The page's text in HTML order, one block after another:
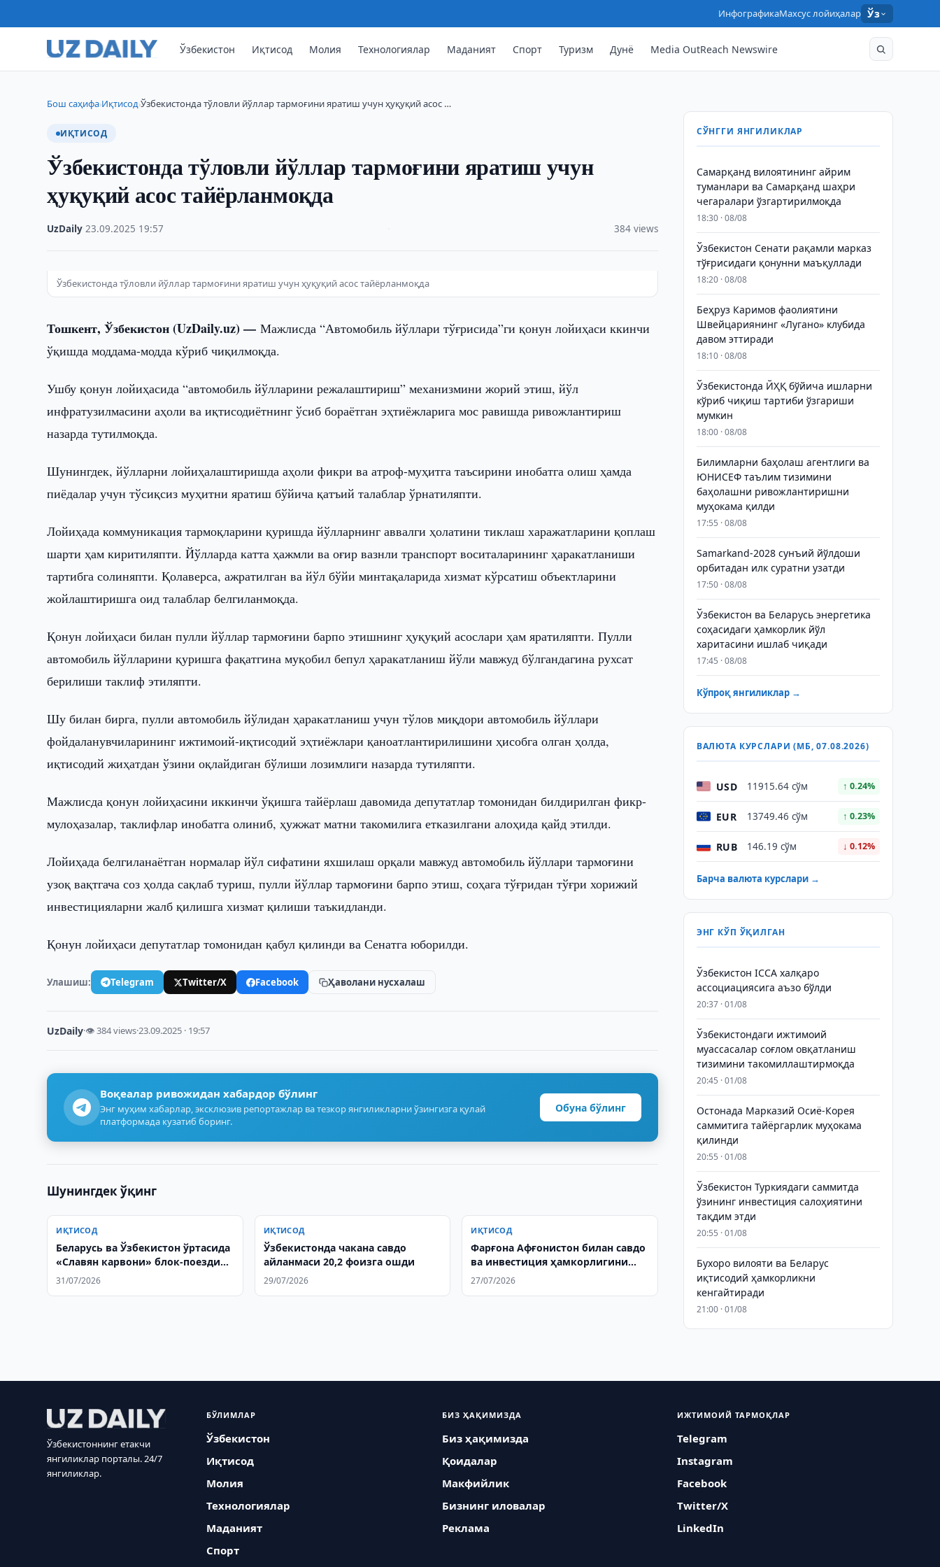
ИнфографикаМахсус лойиҳалар Ўз
Ўзбекистон Иқтисод Молия Технологиялар Маданият Спорт Туризм Дунё Media OutReach Newswire
Бош саҳифа›Иқтисод›Ўзбекистонда тўловли йўллар тармоғини яратиш учун ҳуқуқий асос …
ИҚТИСОД
Ўзбекистонда тўловли йўллар тармоғини яратиш учун
ҳуқуқий асос тайёрланмоқда
UzDaily ·23.09.2025 19:57 384 views
Ўзбекистонда тўловли йўллар тармоғини яратиш учун ҳуқуқий асос тайёрланмоқда
Тошкент, Ўзбекистон (UzDaily.uz) —Мажлисда “Автомобиль йўллари тўғрисида”ги қонун лойиҳаси ккинчи
ўқишда моддама-модда кўриб чиқилмоқда.
Ушбу қонун лойиҳасида “автомобиль йўлларини режалаштириш” механизмини жорий этиш, йўл
инфратузилмасини аҳоли ва иқтисодиётнинг ўсиб бораётган эҳтиёжларига мос равишда ривожлантириш
назарда тутилмоқда.
Шунингдек, йўлларни лойиҳалаштиришда аҳоли фикри ва атроф-муҳитга таъсирини инобатга олиш ҳамда
пиёдалар учун тўсиқсиз муҳитни яратиш бўйича қатъий талаблар ўрнатиляпти.
Лойиҳада коммуникация тармоқларини қуришда йўлларнинг аввалги ҳолатини тиклаш харажатларини қоплаш
шарти ҳам киритиляпти. Йўлларда катта ҳажмли ва оғир вазнли транспорт воситаларининг ҳаракатланиши
тартибга солиняпти. Қолаверса, ажратилган ва йўл бўйи минтақаларида хизмат кўрсатиш объектларини
жойлаштиришга оид талаблар белгиланмоқда.
Қонун лойиҳаси билан пулли йўллар тармоғини барпо этишнинг ҳуқуқий асослари ҳам яратиляпти. Пулли
автомобиль йўлларини қуришга фақатгина муқобил бепул ҳаракатланиш йўли мавжуд бўлгандагина рухсат
берилиши таклиф этиляпти.
Шу билан бирга, пулли автомобиль йўлидан ҳаракатланиш учун тўлов миқдори автомобиль йўллари
фойдаланувчиларининг ижтимоий-иқтисодий эҳтиёжлари қаноатлантирилишини ҳисобга олган ҳолда,
иқтисодий жиҳатдан ўзини оқлайдиган бўлиши лозимлиги назарда тутиляпти.
Мажлисда қонун лойиҳасини иккинчи ўқишга тайёрлаш давомида депутатлар томонидан билдирилган фикр-
мулоҳазалар, таклифлар инобатга олиниб, ҳужжат матни такомилига етказилгани алоҳида қайд этилди.
Лойиҳада белгиланаётган нормалар йўл сифатини яхшилаш орқали мавжуд автомобиль йўллари тармоғини
узоқ вақтгача соз ҳолда сақлаб туриш, пулли йўллар тармоғини барпо этиш, соҳага тўғридан тўғри хорижий
инвестицияларни жалб қилишга хизмат қилиши таъкидланди.
Қонун лойиҳаси депутатлар томонидан қабул қилинди ва Сенатга юборилди.
Улашиш: Telegram Twitter/X Facebook Ҳаволани нусхалаш
UzDaily·👁 384 views·23.09.2025 · 19:57
Воқеалар ривожидан хабардор бўлинг
Энг муҳим хабарлар, эксклюзив репортажлар ва тезкор янгиликларни ўзингизга қулай
платформада кузатиб боринг.
Обуна бўлинг
Шунингдек ўқинг
ИҚТИСОД
Беларусь ва Ўзбекистон ўртасида
«Славян карвони» блок-поезди
йўлга қўйилди
31/07/2026
ИҚТИСОД
Ўзбекистонда чакана савдо
айланмаси 20,2 фоизга ошди
29/07/2026
ИҚТИСОД
Фарғона Афғонистон билан савдо
ва инвестиция ҳамкорлигини
кенгайтирмоқда
27/07/2026
СЎНГГИ ЯНГИЛИКЛАР
Самарқанд вилоятининг айрим
туманлари ва Самарқанд шаҳри
чегаралари ўзгартирилмоқда
18:30 · 08/08
Ўзбекистон Сенати рақамли марказ
тўғрисидаги қонунни маъқуллади
18:20 · 08/08
Беҳруз Каримов фаолиятини
Швейцариянинг «Лугано» клубида
давом эттиради
18:10 · 08/08
Ўзбекистонда ЙҲҚ бўйича ишларни
кўриб чиқиш тартиби ўзгариши
мумкин
18:00 · 08/08
Билимларни баҳолаш агентлиги ва
ЮНИСЕФ таълим тизимини
баҳолашни ривожлантиришни
муҳокама қилди
17:55 · 08/08
Samarkand-2028 сунъий йўлдоши
орбитадан илк суратни узатди
17:50 · 08/08
Ўзбекистон ва Беларусь энергетика
соҳасидаги ҳамкорлик йўл
харитасини ишлаб чиқади
17:45 · 08/08
Кўпроқ янгиликлар →
ВАЛЮТА КУРСЛАРИ (МБ, 07.08.2026)
USD 11915.64 сўм ↑ 0.24%
EUR 13749.46 сўм ↑ 0.23%
RUB 146.19 сўм ↓ 0.12%
Барча валюта курслари →
ЭНГ КЎП ЎҚИЛГАН
Ўзбекистон ICCA халқаро
ассоциациясига аъзо бўлди
20:37 · 01/08
Ўзбекистондаги ижтимоий
муассасалар соғлом овқатланиш
тизимини такомиллаштирмоқда
20:45 · 01/08
Остонада Марказий Осиё-Корея
саммитига тайёргарлик муҳокама
қилинди
20:55 · 01/08
Ўзбекистон Туркиядаги саммитда
ўзининг инвестиция салоҳиятини
тақдим этди
20:55 · 01/08
Бухоро вилояти ва Беларус
иқтисодий ҳамкорликни
кенгайтиради
21:00 · 01/08
Ўзбекистоннинг етакчи
янгиликлар порталы. 24/7
янгиликлар.
БЎЛИМЛАР
Ўзбекистон
Иқтисод
Молия
Технологиялар
Маданият
Спорт
БИЗ ҲАҚИМИЗДА
Биз ҳақимизда
Қоидалар
Макфийлик
Бизнинг иловалар
Реклама
ИЖТИМОИЙ ТАРМОҚЛАР
Telegram
Instagram
Facebook
Twitter/X
LinkedIn